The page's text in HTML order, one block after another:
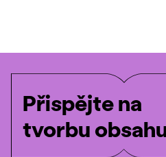
Přispějte na
tvorbu